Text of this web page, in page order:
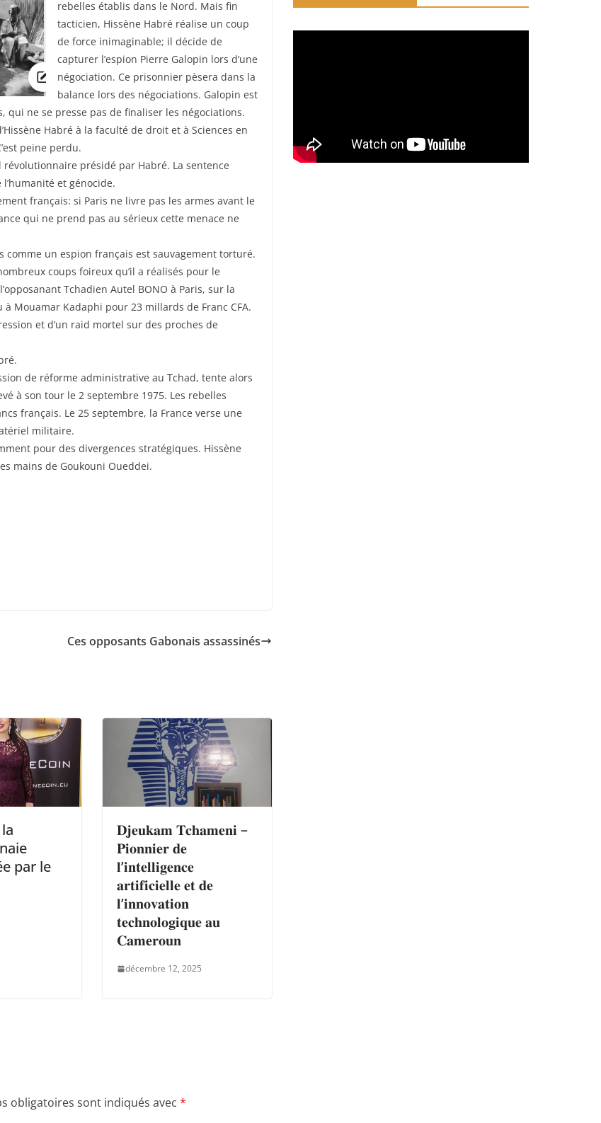
rebelles établis dans le Nord. Mais fin
tacticien, Hissène Habré réalise un coup
de force inimaginable; il décide de
capturer l’espion Pierre Galopin lors d’une
négociation. Ce prisonnier pèsera dans la
balance lors des négociations. Galopin est
qui ne se presse pas de finaliser les négociations.
Habré à la faculté de droit et à Sciences en
peine perdu.
présidé par Habré. La sentence
et génocide.
français: si Paris ne livre pas les armes avant le
qui ne prend pas au sérieux cette menace ne
un espion français est sauvagement torturé.
coups foireux qu’il a réalisés pour le
Tchadien Autel BONO à Paris, sur la
Mouamar Kadaphi pour 23 millards de Franc CFA.
et d’un raid mortel sur des proches de
de réforme administrative au Tchad, tente alors
à son tour le 2 septembre 1975. Les rebelles
français. Le 25 septembre, la France verse une
militaire.
pour des divergences stratégiques. Hissène
mains de Goukouni Oueddei.
Ces opposants Gabonais assassinés
par le
𝐃𝐣𝐞𝐮𝐤𝐚𝐦 𝐓𝐜𝐡𝐚𝐦𝐞𝐧𝐢 –
𝐏𝐢𝐨𝐧𝐧𝐢𝐞𝐫 𝐝𝐞
𝐥’𝐢𝐧𝐭𝐞𝐥𝐥𝐢𝐠𝐞𝐧𝐜𝐞
𝐚𝐫𝐭𝐢𝐟𝐢𝐜𝐢𝐞𝐥𝐥𝐞 𝐞𝐭 𝐝𝐞
𝐥’𝐢𝐧𝐧𝐨𝐯𝐚𝐭𝐢𝐨𝐧
𝐭𝐞𝐜𝐡𝐧𝐨𝐥𝐨𝐠𝐢𝐪𝐮𝐞 𝐚𝐮
𝐂𝐚𝐦𝐞𝐫𝐨𝐮𝐧
décembre 12, 2025
obligatoires sont indiqués avec *